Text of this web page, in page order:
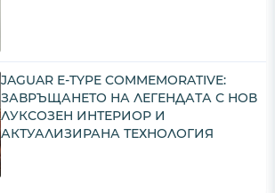
JAGUAR E-TYPE COMMEMORATIVE:
ЗАВРЪЩАНЕТО НА ЛЕГЕНДАТА С НОВ
ЛУКСОЗЕН ИНТЕРИОР И
АКТУАЛИЗИРАНА ТЕХНОЛОГИЯ